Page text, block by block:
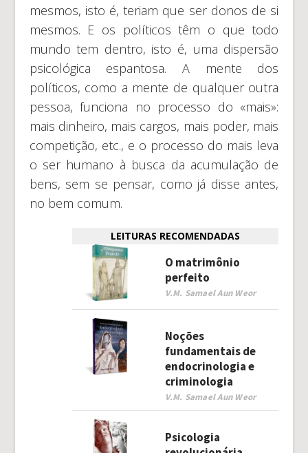
mesmos, isto é, teriam que ser donos de si
mesmos. E os políticos têm o que todo
mundo tem dentro, isto é, uma dispersão
psicológica espantosa. A mente dos
políticos, como a mente de qualquer outra
pessoa, funciona no processo do «mais»:
mais dinheiro, mais cargos, mais poder, mais
competição, etc., e o processo do mais leva
o ser humano à busca da acumulação de
bens, sem se pensar, como já disse antes,
no bem comum.
LEITURAS RECOMENDADAS
O matrimônio
perfeito
V.M. Samael Aun Weor
Noções
fundamentais de
endocrinologia e
criminologia
V.M. Samael Aun Weor
Psicologia